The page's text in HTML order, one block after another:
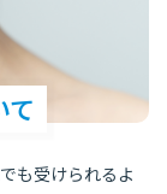
て
も受けられるよ